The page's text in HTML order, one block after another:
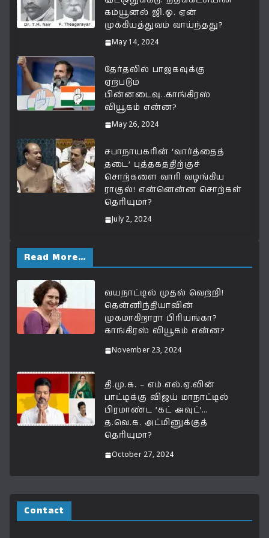
p o
k
k
கம்யூனல் ஜி.ஓ. ஏன்
முக்கியத்துவம் வாய்ந்தது?
May 14, 2024
தேர்தலில் பாஜகவுக்கு
ஏற்படும்
பின்னடைவு..காங்கிரஸ்
வியூகம் என்ன?
May 26, 2024
சபாநாயகரின் ‘வார்த்தைத்
தடை’ புத்தகத்திற்குச்
சொற்களை வாரி வழங்கிய
ராகுல்! என்னென்ன சொற்கள்
தெரியுமா?
July 2, 2024
Read More…
வயநாட்டில் முதல் வெற்றி!
தென்னிந்தியாவின்
முகமாகிறாரா பிரியங்கா?
காங்கிரஸ் வியூகம் என்ன?
November 23, 2024
தி.மு.க. – எம்.எல்.ஏ.வின்
பாட்டிக்கு விஜய் மாநாட்டில்
பிரமாண்ட ’கட் அவுட்’…
த.வெ.க. அட்மினுக்குத்
தெரியுமா?
October 27, 2024
Contact